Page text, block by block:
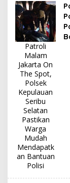
Patroli
Malam
Jakarta On
The Spot,
Polsek
Kepulauan
Seribu
Selatan
Pastikan
Warga
Mudah
Mendapatk
an Bantuan
Polisi